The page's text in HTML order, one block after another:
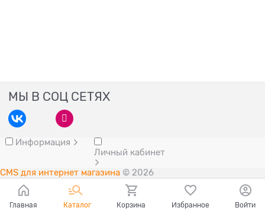
МЫ В СОЦ СЕТЯХ
Информация
Личный кабинет
CMS для интернет магазина © 2026
Главная Каталог Корзина Избранное Войти